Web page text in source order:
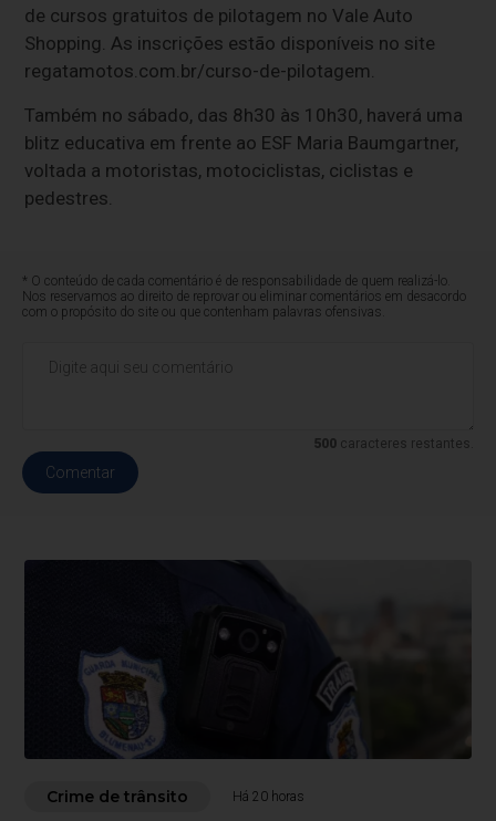
de cursos gratuitos de pilotagem no Vale Auto
Shopping. As inscrições estão disponíveis no site
regatamotos.com.br/curso-de-pilotagem.
Também no sábado, das 8h30 às 10h30, haverá uma
blitz educativa em frente ao ESF Maria Baumgartner,
voltada a motoristas, motociclistas, ciclistas e
pedestres.
* O conteúdo de cada comentário é de responsabilidade de quem realizá-lo.
Nos reservamos ao direito de reprovar ou eliminar comentários em desacordo
com o propósito do site ou que contenham palavras ofensivas.
500caracteres restantes.
Comentar
Crime de trânsito Há 20 horas